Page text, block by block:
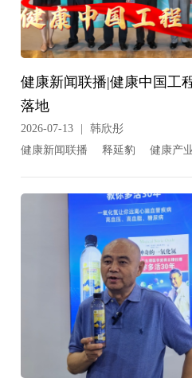
健康新闻联播|健康中国工
落地
2026-07-13 |
韩欣彤
健康新闻联播
释延豹 健康产